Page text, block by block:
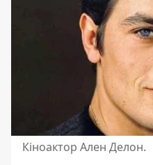
Кіноактор Ален Делон.